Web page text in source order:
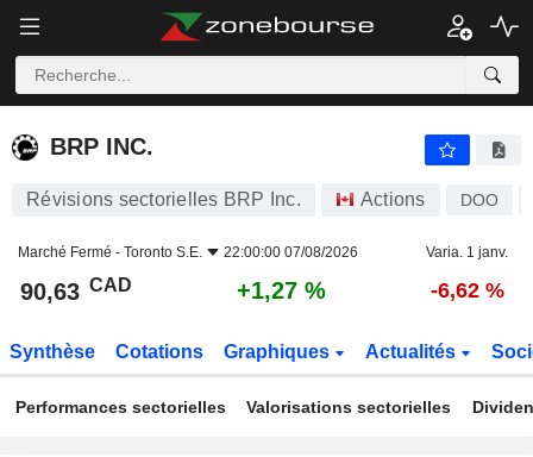
BRP INC.
BRP INC.
Révisions sectorielles BRP Inc. Actions DOO
Marché Fermé - Toronto S.E. 22:00:00 07/08/2026 Varia. 1 janv.
90,63 CAD +1,27 % -6,62 %
Synthèse Cotations Graphiques Actualités
Performances sectorielles Valorisations sectorielles